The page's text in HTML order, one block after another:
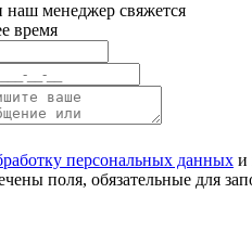
наш менеджер свяжется
время
персональных данных и
поля, обязательные для